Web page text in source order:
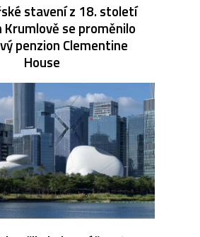
stavení z 18. století
Krumlově se proměnilo
penzion Clementine
House